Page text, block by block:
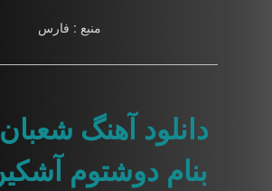
منبع : فارس
دانلود آهنگ
بنام دوشتوم